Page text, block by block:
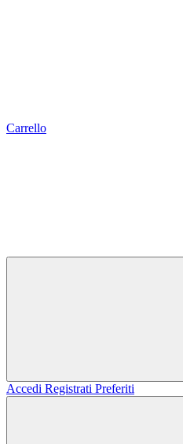
Carrello
Accedi Registrati Preferiti